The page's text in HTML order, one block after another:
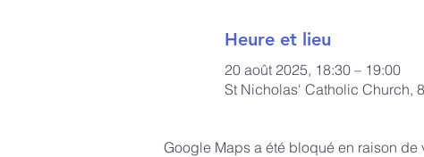
Heure et lieu
20 août 2025, 18:30 – 19:00
St Nicholas' Catholic Church,
Google Maps a été bloqué en raison